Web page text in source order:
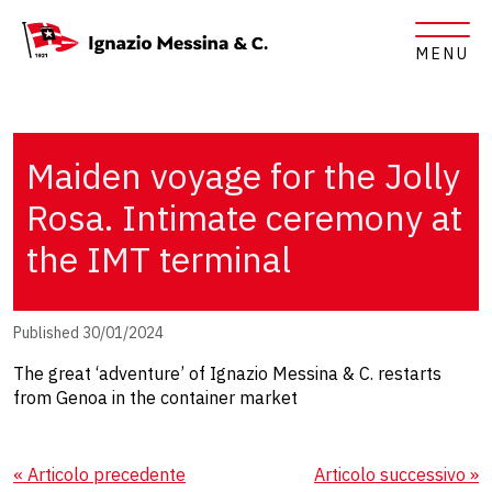
MENU
Maiden voyage for the Jolly
Rosa. Intimate ceremony at
the IMT terminal
Published 30/01/2024
The great ‘adventure’ of Ignazio Messina & C. restarts
from Genoa in the container market
« Articolo precedente Articolo successivo »